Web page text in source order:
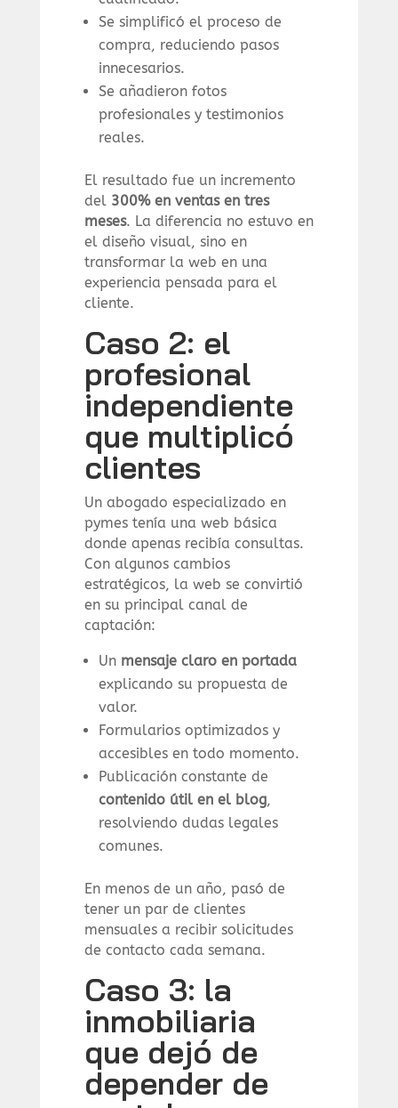
Se simplificó el proceso de
compra, reduciendo pasos
innecesarios.
Se añadieron fotos
profesionales y testimonios
reales.
El resultado fue un incremento
del 300% en ventas en tres
meses. La diferencia no estuvo en
el diseño visual, sino en
transformar la web en una
experiencia pensada para el
cliente.
Caso 2: el
profesional
independiente
que multiplicó
clientes
Un abogado especializado en
pymes tenía una web básica
donde apenas recibía consultas.
Con algunos cambios
estratégicos, la web se convirtió
en su principal canal de
captación:
Un mensaje claro en portada
explicando su propuesta de
valor.
Formularios optimizados y
accesibles en todo momento.
Publicación constante de
contenido útil en el blog,
resolviendo dudas legales
comunes.
En menos de un año, pasó de
tener un par de clientes
mensuales a recibir solicitudes
de contacto cada semana.
Caso 3: la
inmobiliaria
que dejó de
depender de